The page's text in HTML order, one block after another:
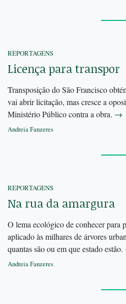
REPORTAGENS
Licença para transpor
Transposição do São Francisco
vai abrir licitação, mas cresce a
Ministério Público contra a obra. →
Andreia Fanzeres
REPORTAGENS
Na rua da amargura
O lema ecológico de conhecer para
aplicado às milhares de árvores
quantas são ou em que estado estão.
Andreia Fanzeres